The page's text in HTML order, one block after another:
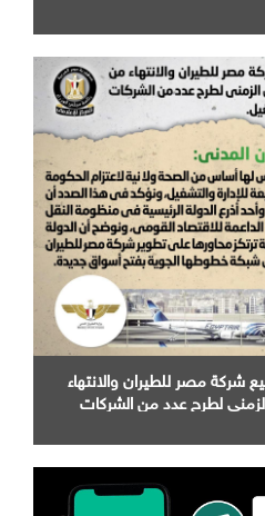
شركة مصر للطيران والانتهاء
لطرح عدد من الشركات